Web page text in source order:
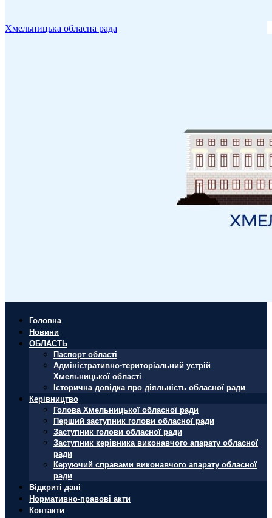
Хмельницька обласна рада
Головна
Новини
ОБЛАСТЬ
Паспорт області
Адміністративно-територіальний устрій
Хмельницької області
Історична довідка про діяльність обласної ради
Керівництво
Голова Хмельницької обласної ради
Перший заступник голови обласної ради
Заступник голови обласної ради
Заступник керівника виконавчого апарату обласної
ради
Керуючий справами виконавчого апарату обласної
ради
Відкриті дані
Нормативно-правові акти
Контакти